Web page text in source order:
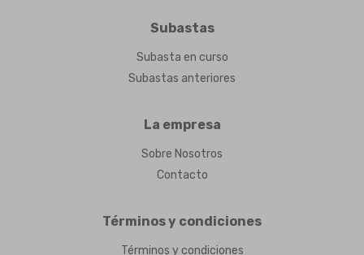
Subastas
Subasta en curso
Subastas anteriores
La empresa
Sobre Nosotros
Contacto
Términos y condiciones
Términos y condiciones